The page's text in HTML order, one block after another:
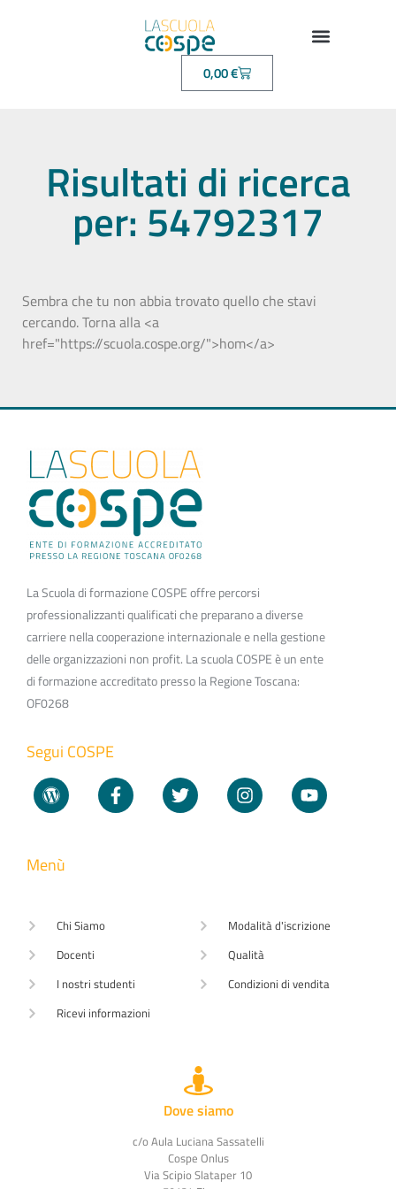
0,00€
Risultati di ricerca
per: 54792317
Sembra che tu non abbia trovato quello che stavi
cercando. Torna alla <a
href="https://scuola.cospe.org/">hom</a>
La Scuola di formazione COSPE offre percorsi
professionalizzanti qualificati che preparano a diverse
carriere nella cooperazione internazionale e nella gestione
delle organizzazioni non profit. La scuola COSPE è un ente
di formazione accreditato presso la Regione Toscana:
OF0268
Segui COSPE
Menù
Chi Siamo
Docenti
I nostri studenti
Ricevi informazioni
Modalità d'iscrizione
Qualità
Condizioni di vendita
Dove siamo
c/o Aula Luciana Sassatelli
Cospe Onlus
Via Scipio Slataper 10